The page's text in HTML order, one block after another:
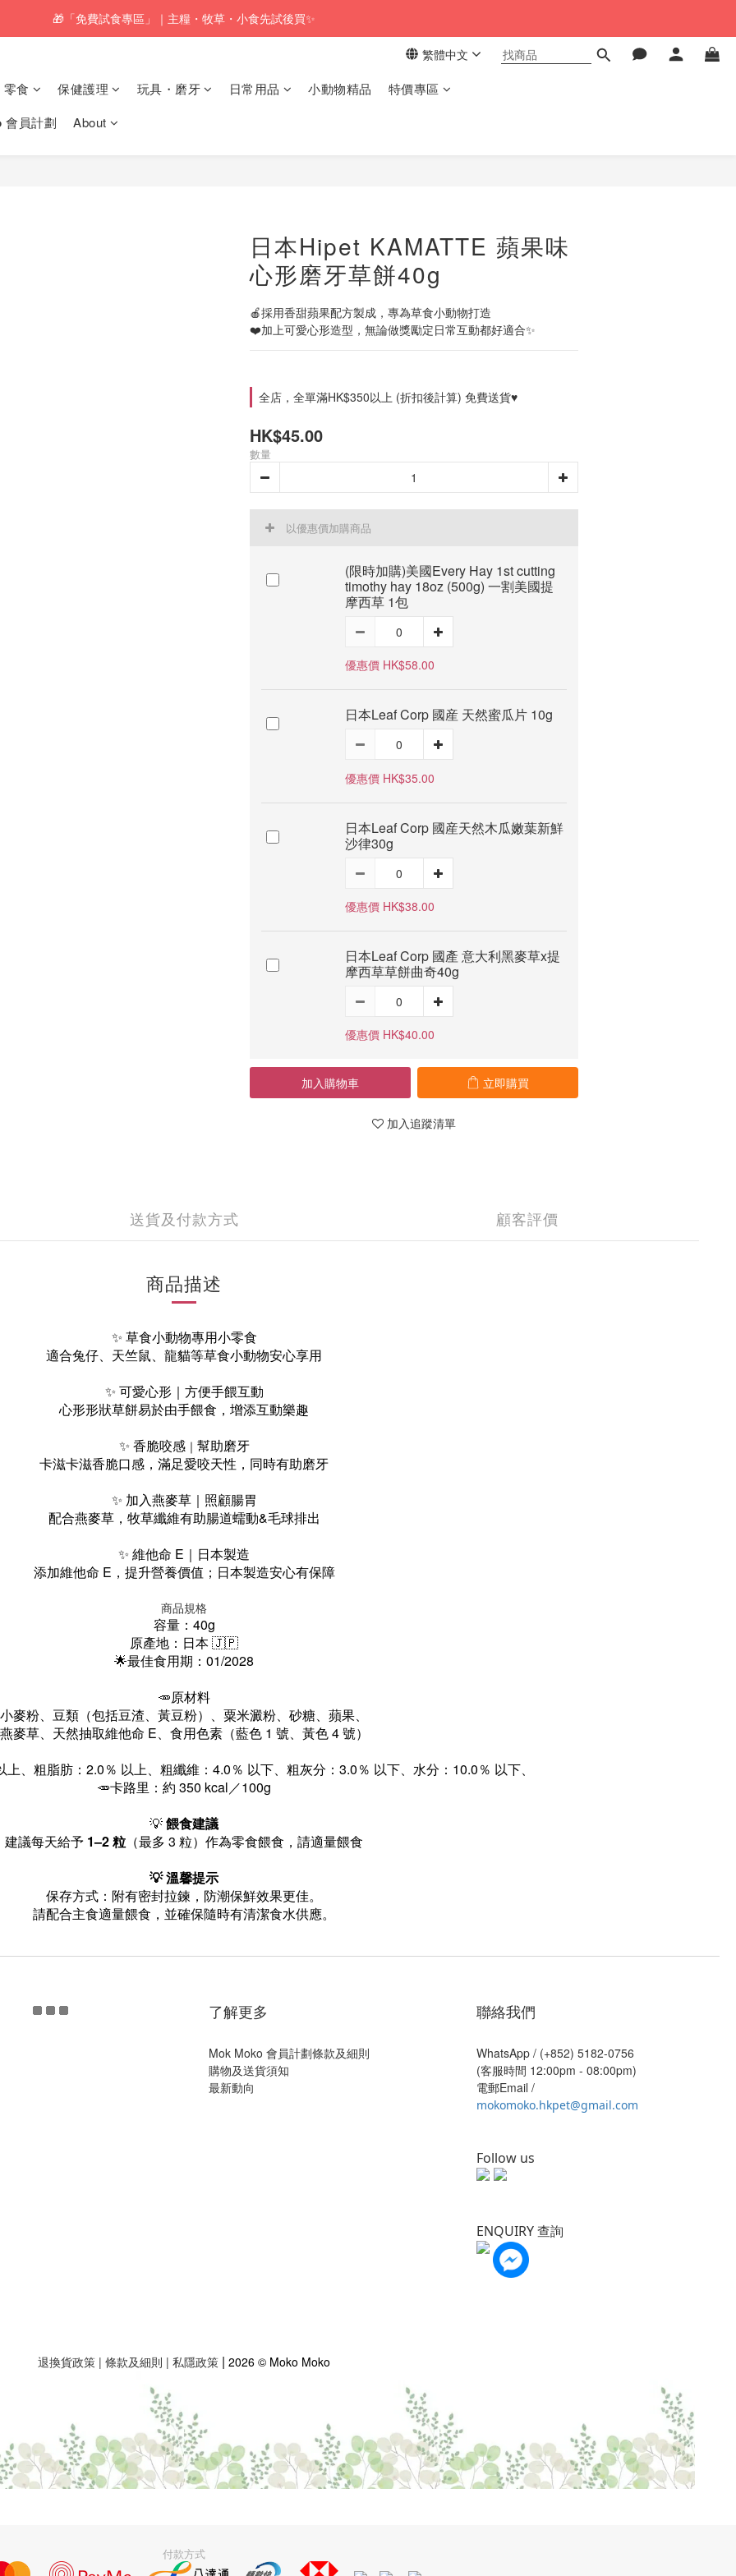
🚚訂單折實$350以上即可享本地包郵📦
🎁「免費試食專區」｜主糧・牧草・小食先試後買✨
繁體中文
零食 保健護理 玩具・磨牙 日常用品 小動物精品
特價專區
員計劃
About
日本Hipet KAMATTE 蘋果味
心形磨牙草餅40g
🍎採用香甜蘋果配方製成，專為草食小動物打造
❤️加上可愛心形造型，無論做獎勵定日常互動都好適合✨
全店，全單滿HK$350以上 (折扣後計算) 免費送貨♥
HK$45.00
數量
以優惠價加購商品
(限時加購)美國Every Hay 1st cutting
timothy hay 18oz (500g) 一割美國提
摩西草 1包
優惠價 HK$58.00
日本Leaf Corp 國産 天然蜜瓜片 10g
優惠價 HK$35.00
日本Leaf Corp 國産天然木瓜嫩葉新鮮
沙律30g
優惠價 HK$38.00
日本Leaf Corp 國產 意大利黑麥草x提
摩西草草餅曲奇40g
優惠價 HK$40.00
加入購物車 立即購買
加入追蹤清單
送貨及付款方式 顧客評價
商品描述
✨ 草食小動物專用小零食
適合兔仔、天竺鼠、龍貓等草食小動物安心享用
✨ 可愛心形｜方便手餵互動
心形形狀草餅易於由手餵食，增添互動樂趣
✨ 香脆咬感｜ 幫助磨牙
卡滋卡滋香脆口感，滿足愛咬天性，同時有助磨牙
✨ 加入燕麥草｜照顧腸胃
配合燕麥草，牧草纖維有助腸道蠕動&毛球排出
✨ 維他命 E ｜ 日本製造
添加維他命 E，提升營養價值；日本製造安心有保障
商品規格
容量：40g
原產地：日本 🇯🇵
🌟最佳食用期：01/2028
🥕原材料
小麥粉、豆類（包括豆渣、黃豆粉）、粟米澱粉、砂糖、蘋果、
燕麥草、天然抽取維他命 E、食用色素（藍色 1 號、黃色 4 號）
、 粗脂肪：2.0％ 以上、 粗纖維：4.0％ 以下、 粗灰分：3.0％ 以下、 水分：10.0％ 以下、
🥕卡路里： 約 350 kcal／100g
💡餵食建議
建議每天給予 1–2 粒 （最多 3 粒）作為零食餵食，請適量餵食
💡 溫馨提示
保存方式：附有密封拉鍊，防潮保鮮效果更佳。
請配合主食適量餵食，並確保隨時有清潔食水供應。
了解更多
Mok Moko 會員計劃條款及細則
購物及送貨須知
最新動向
聯絡我們
WhatsApp / (+852) 5182-0756
(客服時間 12:00pm - 08:00pm)
電郵Email /
mokomoko.hkpet@gmail.com
Follow us
ENQUIRY 查詢
退換貨政策 | 條款及細則 | 私隱政策 | 2026 © Moko Moko
付款方式